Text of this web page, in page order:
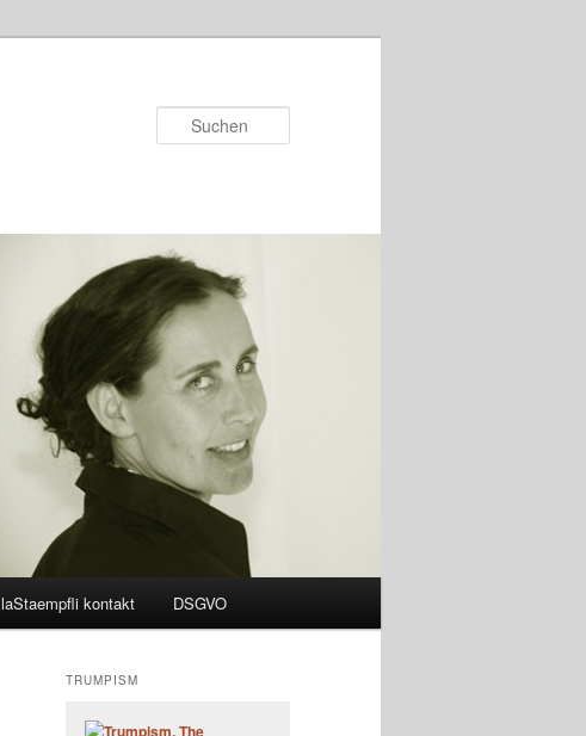
laStaempfli kontakt DSGVO
TRUMPISM